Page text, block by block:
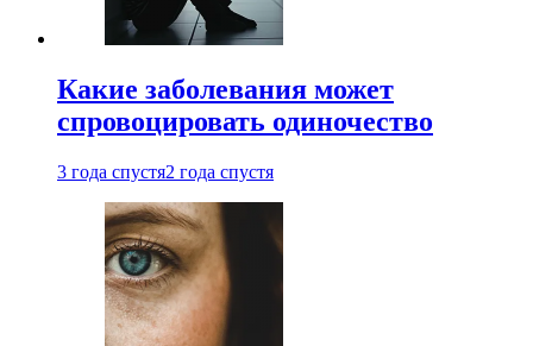
Какие заболевания может
спровоцировать одиночество
3 года спустя2 года спустя